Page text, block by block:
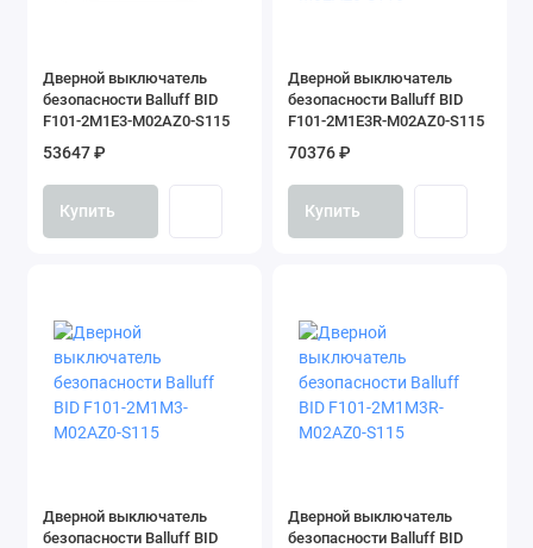
Показать все
Дверной выключатель
безопасности Balluff BID
F101-2M1E3-M02AZ0-S115
53647 ₽
Купить
Дверной выключатель
безопасности Balluff BID
F101-2M1E3R-M02AZ0-S115
70376 ₽
Купить
Дверной выключатель
безопасности Balluff BID
Дверной выключатель
безопасности Balluff BID